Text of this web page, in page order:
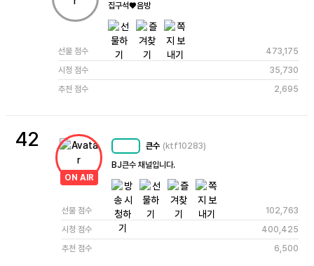
집구석♥음방
선물 점수
473,175
시청 점수
35,730
추천 점수
2,695
42
ON AIR
큰수 (ktf10283)
BJ큰수 채널입니다.
선물 점수
102,763
시청 점수
400,425
추천 점수
6,500